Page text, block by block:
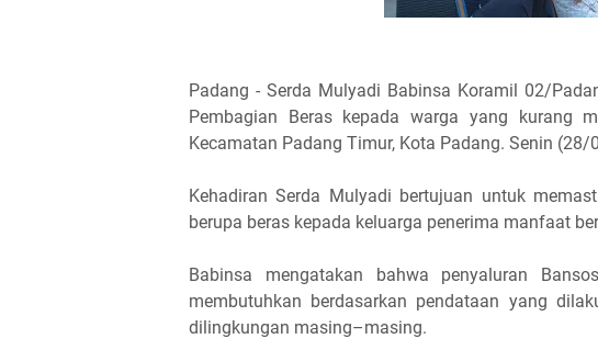
Padang - Serda Mulyadi Babinsa Koramil 02/
Pembagian Beras kepada warga yang kurang
Kecamatan Padang Timur, Kota Padang. Senin (28/
Kehadiran Serda Mulyadi bertujuan untuk
berupa beras kepada keluarga penerima manfaat
Babinsa mengatakan bahwa penyaluran
membutuhkan berdasarkan pendataan yang
dilingkungan masing–masing.